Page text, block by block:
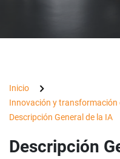
Inicio
Innovación y transformación
Descripción General de la IA
Descripción